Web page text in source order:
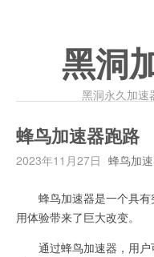
黑洞
黑洞永久加速
蜂鸟加速器跑路
2023年11月27日 蜂鸟加
蜂鸟加速器是一个具有
用体验带来了巨大改变。
通过蜂鸟加速器，用户